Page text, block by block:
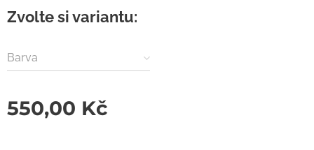
Zvolte si variantu:
Barva
550,00 Kč